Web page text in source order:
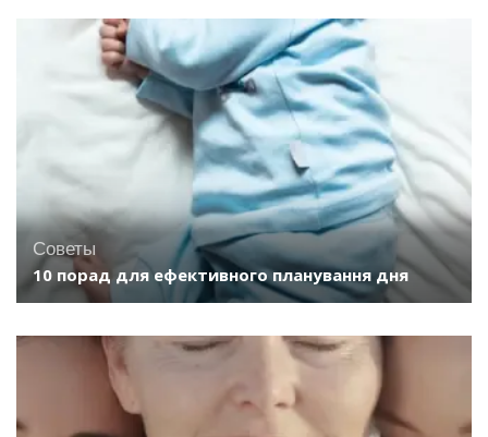
Советы
10 порад для ефективного планування дня